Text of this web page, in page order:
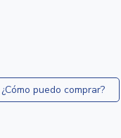
¿Cómo puedo comprar?